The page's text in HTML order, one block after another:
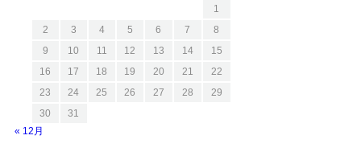
1
2
3 4 5 6 7
8
9
10 11 12 13 14
15
16
17 18 19 20 21
22
23
24 25 26 27 28
29
30
31
« 12月